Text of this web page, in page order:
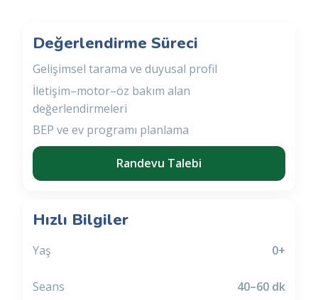
Değerlendirme Süreci
Gelişimsel tarama ve duyusal profil
İletişim–motor–öz bakım alan
değerlendirmeleri
BEP ve ev programı planlama
Randevu Talebi
Hızlı Bilgiler
Yaş 0+
Seans 40–60 dk